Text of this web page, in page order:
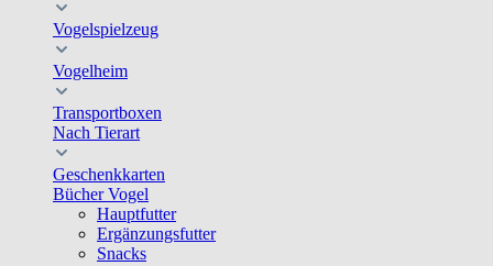
Vogelspielzeug
Vogelheim
Transportboxen
Nach Tierart
Geschenkkarten
Bücher Vogel
Hauptfutter
Ergänzungsfutter
Snacks